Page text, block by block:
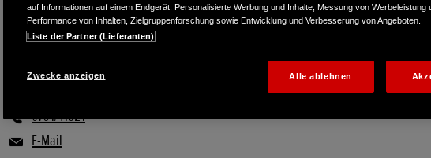
0791/41021
E-Mail
auf Informationen auf einem Endgerät. Personalisierte Werbung und Inhalte, Messung von Werbeleistung
Performance von Inhalten, Zielgruppenforschung sowie Entwicklung und Verbesserung von Angeboten.
Liste der Partner (Lieferanten)
Zwecke anzeigen Alle ablehnen